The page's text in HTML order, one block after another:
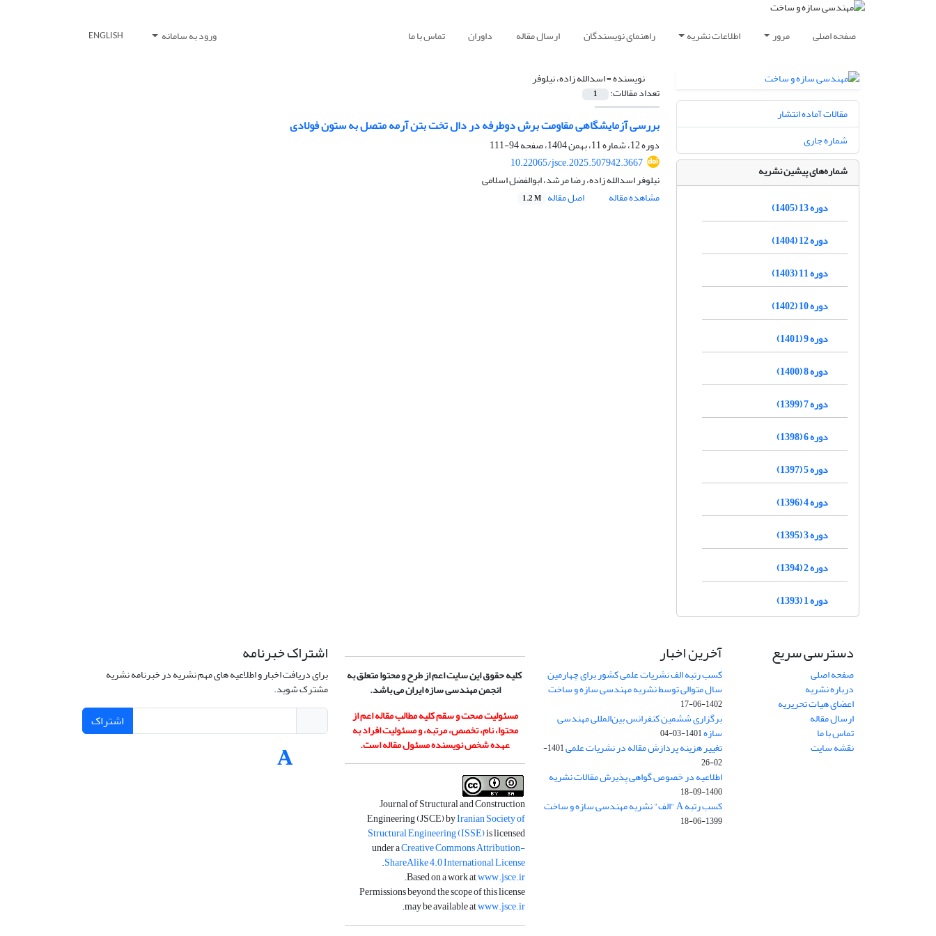
صفحه اصلی مرور اطلاعات نشریه راهنمای نویسندگان ارسال مقاله داوران تماس با ما ورود به سامانه ENGLISH
نویسنده =اسدالله زاده، نیلوفر
تعداد مقالات: 1
بررسی آزمایشگاهی مقاومت برش دوطرفه در دال تخت بتن آرمه متصل به ستون فولادی
دوره 12، شماره 11، بهمن 1404، صفحه
94-111
10.22065/jsce.2025.507942.3667
نیلوفر اسدالله زاده، رضا مرشد، ابوالفضل اسلامی
مشاهده مقاله
اصل مقاله 1.2 M
مقالات آماده انتشار
شماره جاری
شماره‌های پیشین نشریه
دوره 13 (1405)
دوره 12 (1404)
دوره 11 (1403)
دوره 10 (1402)
دوره 9 (1401)
دوره 8 (1400)
دوره 7 (1399)
دوره 6 (1398)
دوره 5 (1397)
دوره 4 (1396)
دوره 3 (1395)
دوره 2 (1394)
دوره 1 (1393)
دسترسی سریع
صفحه اصلی
درباره نشریه
اعضای هیات تحریریه
ارسال مقاله
تماس با ما
نقشه سایت
آخرین اخبار
کسب رتبه الف نشریات علمی کشور برای چهارمین
سال متوالی توسط نشریه مهندسی سازه و ساخت
1402-06-17
برگزاری ششمین کنفرانس بین‌المللی مهندسی
سازه1401-03-04
تغییر هزینه پردازش مقاله در نشریات علمی
1401-
02-26
اطلاعیه در خصوص گواهی پذیرش مقالات نشریه
1400-09-18
کسب رتبه A "الف" نشریه مهندسی سازه و ساخت
1399-06-18
کلیه حقوق این سایت اعم از طرح و محتوا متعلق به
انجمن مهندسی سازه ایران می باشد.
مسئولیت صحت و سقم کلیه مطالب مقاله اعم از
محتوا، نام، تخصص، مرتبه، و مسئولیت افراد به
عهده شخص نویسنده مسئول مقاله است.
Journal of Structural and Construction
Engineering (JSCE) byIranian Society of
Structural Engineering (ISSE)is licensed
under aCreative Commons Attribution-
ShareAlike 4.0 International License
.
Based on a work atwww.jsce.ir
.
Permissions beyond the scope of this license
may be available atwww.jsce.ir
.
اشتراک خبرنامه
برای دریافت اخبار و اطلاعیه های مهم نشریه در خبرنامه نشریه
مشترک شوید.
اشتراک